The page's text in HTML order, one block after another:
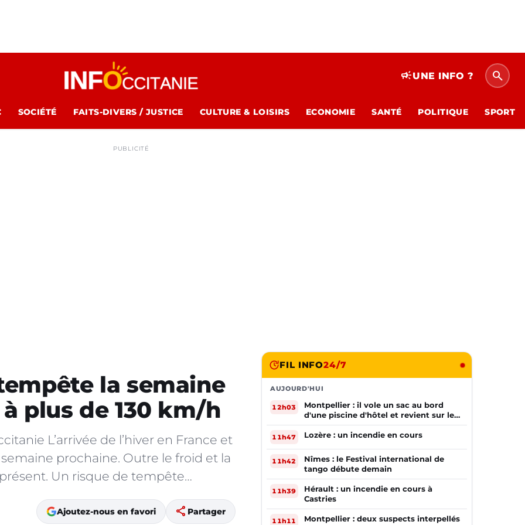
campaignUNE INFO ? search
SOCIÉTÉ FAITS-DIVERS / JUSTICE CULTURE & LOISIRS ECONOMIE SANTÉ POLITIQUE SPORT
PUBLICITÉ
la semaine
plus de 130 km/h
L’arrivée de l’hiver en France et
prochaine. Outre le froid et la
Un risque de tempête…
Ajoutez-nous en favori share Partager
FIL INFO24/7
AUJOURD'HUI
12h03
Montpellier : il vole un sac au bord
d'une piscine d'hôtel et revient sur les
lieux le lendemain
11h47 Lozère : un incendie en cours
11h42
Nîmes : le Festival international de
tango débute demain
11h39
Hérault : un incendie en cours à
Castries
11h11
Montpellier : deux suspects interpellés